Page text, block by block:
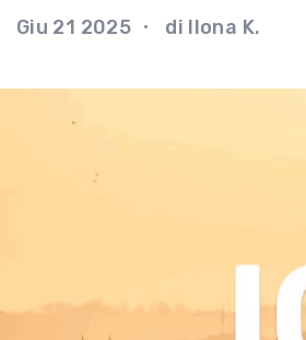
Giu 21 2025 di Ilona K.